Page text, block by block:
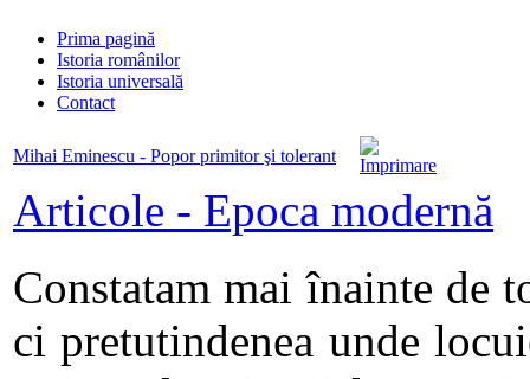
Prima pagină
Istoria românilor
Istoria universală
Contact
Mihai Eminescu - Popor primitor şi tolerant
Articole - Epoca modernă
Constatam mai înainte de
ci pretutindenea unde